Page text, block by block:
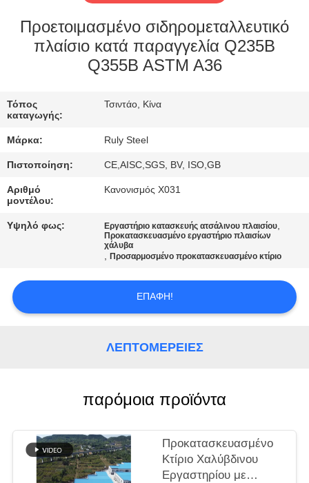
ΠΕΡΊΠΟΥ
ΕΜΕΊΣ
ΕΡΓΟΣΤΑΣΊΩΝ
ΠΟΙΟΤΙΚΌΣ
ΈΛΕΓΧΟΣ
ΜΑΣ
ΕΠΑΦΉ
ΜΕ
BLOG
Προετοιμασμένο σιδηρομεταλλευτικό
πλαίσιο κατά παραγγελία Q235B
Q355B ASTM A36
Τόπος
καταγωγής:
Τσιντάο, Κίνα
Μάρκα: Ruly Steel
Πιστοποίηση: CE,AISC,SGS, BV, ISO,GB
Αριθμό
μοντέλου:
Κανονισμός X031
Υψηλό φως: Εργαστήριο κατασκευής ατσάλινου πλαισίου,
Προκατασκευασμένο εργαστήριο πλαισίων
χάλυβα
,Προσαρμοσμένο προκατασκευασμένο κτίριο
ΕΠΑΦΉ!
ΛΕΠΤΟΜΈΡΕΙΕΣ
παρόμοια προϊόντα
Προκατασκευασμένο
Κτίριο Χαλύβδινου
Εργαστηρίου με